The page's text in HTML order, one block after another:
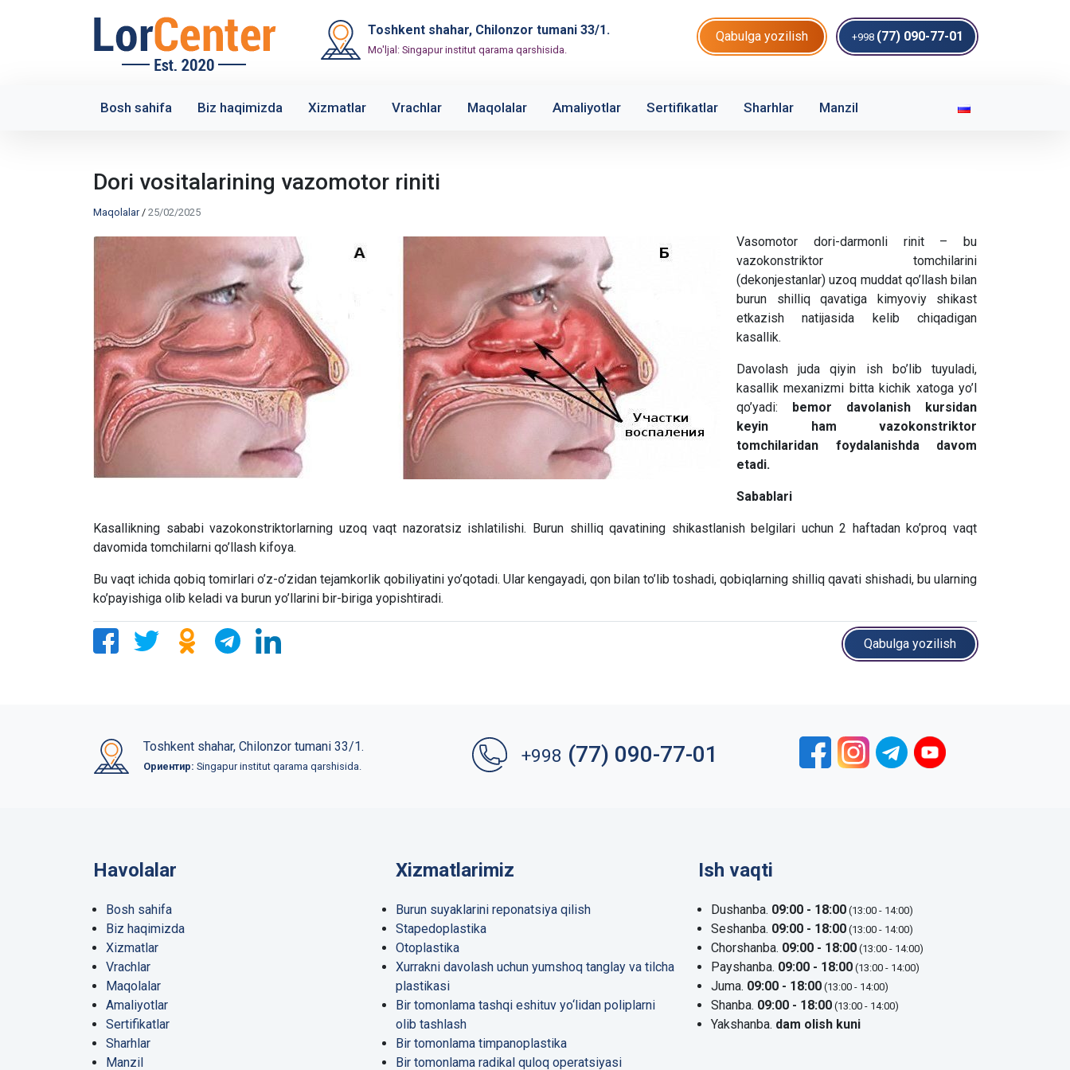
Toshkent shahar, Chilonzor tumani 33/1.
Mo'ljal: Singapur institut qarama qarshisida.
Qabulga yozilish +998 (77) 090-77-01
Bosh sahifa Biz haqimizda Xizmatlar Vrachlar Maqolalar Amaliyotlar Sertifikatlar Sharhlar Manzil
Dori vositalarining vazomotor riniti
Maqolalar/ 25/02/2025
Vasomotor dori-darmonli rinit – bu
vazokonstriktor tomchilarini
(dekonjestanlar) uzoq muddat qo’llash bilan
burun shilliq qavatiga kimyoviy shikast
etkazish natijasida kelib chiqadigan
kasallik.
Davolash juda qiyin ish bo’lib tuyuladi,
kasallik mexanizmi bitta kichik xatoga yo’l
qo’yadi: bemor davolanish kursidan
keyin ham vazokonstriktor
tomchilaridan foydalanishda davom
etadi.
Sabablari
Kasallikning sababi vazokonstriktorlarning uzoq vaqt nazoratsiz ishlatilishi. Burun shilliq qavatining shikastlanish belgilari uchun 2 haftadan ko’proq vaqt
davomida tomchilarni qo’llash kifoya.
Bu vaqt ichida qobiq tomirlari o’z-o’zidan tejamkorlik qobiliyatini yo’qotadi. Ular kengayadi, qon bilan to’lib toshadi, qobiqlarning shilliq qavati shishadi, bu ularning
ko’payishiga olib keladi va burun yo’llarini bir-biriga yopishtiradi.
Qabulga yozilish
Toshkent shahar, Chilonzor tumani 33/1.
Ориентир: Singapur institut qarama qarshisida.
+998 (77) 090-77-01
Havolalar
Bosh sahifa
Biz haqimizda
Xizmatlar
Vrachlar
Maqolalar
Amaliyotlar
Sertifikatlar
Sharhlar
Manzil
Xizmatlarimiz
Burun suyaklarini reponatsiya qilish
Stapedoplastika
Otoplastika
Xurrakni davolash uchun yumshoq tanglay va tilcha
plastikasi
Bir tomonlama tashqi eshituv yo‘lidan poliplarni
olib tashlash
Bir tomonlama timpanoplastika
Bir tomonlama radikal quloq operatsiyasi
Ish vaqti
Dushanba. 09:00 - 18:00 (13:00 - 14:00)
Seshanba. 09:00 - 18:00 (13:00 - 14:00)
Chorshanba. 09:00 - 18:00 (13:00 - 14:00)
Payshanba. 09:00 - 18:00 (13:00 - 14:00)
Juma. 09:00 - 18:00 (13:00 - 14:00)
Shanba. 09:00 - 18:00 (13:00 - 14:00)
Yakshanba. dam olish kuni